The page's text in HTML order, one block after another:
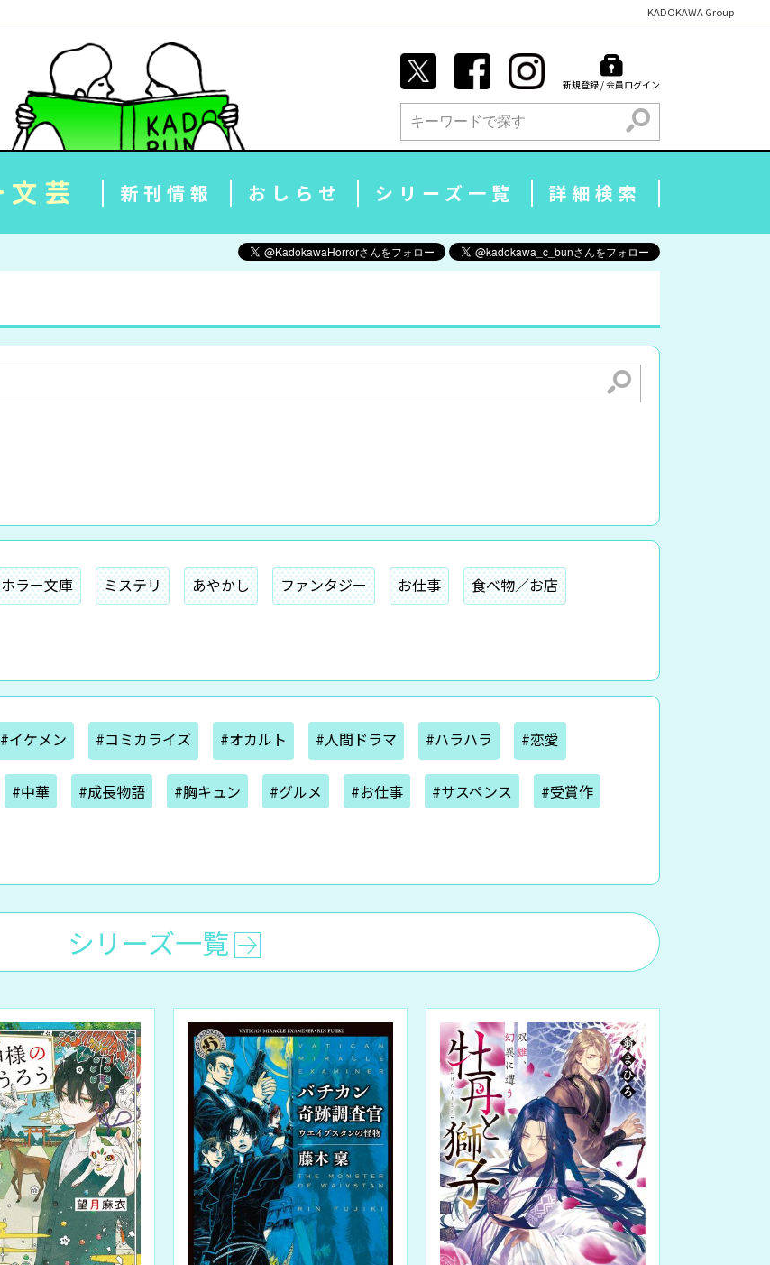
KADOKAWA Group
新規登録 / 会員ログイン
検索
新刊情報 おしらせ シリーズ一覧 詳細検索
検索
ホラー文庫 ミステリ あやかし ファンタジー お仕事 食べ物／お店
#イケメン #コミカライズ #オカルト #人間ドラマ #ハラハラ #恋愛
#中華 #成長物語 #胸キュン #グルメ #お仕事 #サスペンス #受賞作
シリーズ一覧